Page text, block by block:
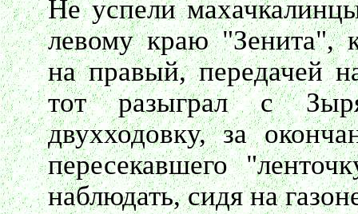
Не успели
левому краю "Зенита",
на правый, передачей
тот разыграл с
двухходовку, за
пересекавшего
наблюдать, сидя на